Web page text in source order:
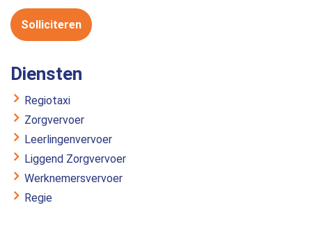
Solliciteren
Diensten
Regiotaxi
Zorgvervoer
Leerlingenvervoer
Liggend Zorgvervoer
Werknemersvervoer
Regie